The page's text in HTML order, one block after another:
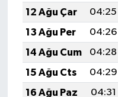
12 Ağu Çar
04:25
13 Ağu Per
04:26
14 Ağu Cum
04:28
15 Ağu Cts
04:29
16 Ağu Paz
04:31